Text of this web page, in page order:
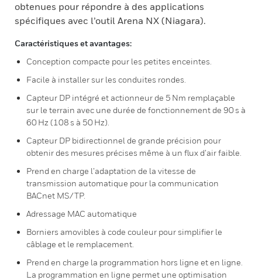
obtenues pour répondre à des applications
spécifiques avec l’outil Arena NX (Niagara).
Caractéristiques et avantages:
Conception compacte pour les petites enceintes.
Facile à installer sur les conduites rondes.
Capteur DP intégré et actionneur de 5 Nm remplaçable
sur le terrain avec une durée de fonctionnement de 90 s à
60 Hz (108 s à 50 Hz).
Capteur DP bidirectionnel de grande précision pour
obtenir des mesures précises même à un flux d’air faible.
Prend en charge l’adaptation de la vitesse de
transmission automatique pour la communication
BACnet MS/TP.
Adressage MAC automatique
Borniers amovibles à code couleur pour simplifier le
câblage et le remplacement.
Prend en charge la programmation hors ligne et en ligne.
La programmation en ligne permet une optimisation